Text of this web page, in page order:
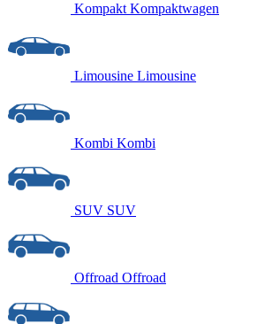
Kompakt Kompaktwagen
Limousine Limousine
Kombi Kombi
SUV SUV
Offroad Offroad